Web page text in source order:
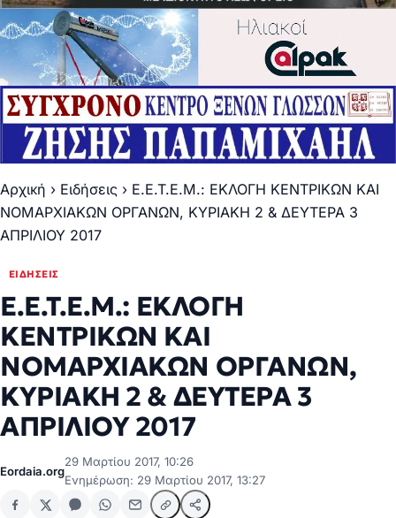
Αρχική › Ειδήσεις › E.E.T.E.M.: ΕΚΛΟΓΗ ΚΕΝΤΡΙΚΩΝ ΚΑΙ
ΝΟΜΑΡΧΙΑΚΩΝ ΟΡΓΑΝΩΝ, ΚΥΡΙΑΚΗ 2 & ΔΕΥΤΕΡΑ 3
ΑΠΡΙΛΙΟΥ 2017
ΕΙΔΉΣΕΙΣ
E.E.T.E.M.: ΕΚΛΟΓΗ
ΚΕΝΤΡΙΚΩΝ ΚΑΙ
ΝΟΜΑΡΧΙΑΚΩΝ ΟΡΓΑΝΩΝ,
ΚΥΡΙΑΚΗ 2 & ΔΕΥΤΕΡΑ 3
ΑΠΡΙΛΙΟΥ 2017
Eordaia.org
29 Μαρτίου 2017, 10:26
Ενημέρωση: 29 Μαρτίου 2017, 13:27